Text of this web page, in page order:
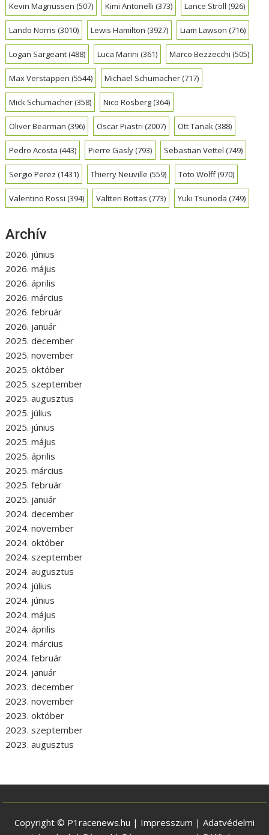
Kevin Magnussen (507) Kimi Antonelli (373) Lance Stroll (926)
Lando Norris (3010) Lewis Hamilton (3927) Liam Lawson (716)
Logan Sargeant(488) Luca Marini (361) Marco Bezzecchi (505)
Max Verstappen (5544) Michael Schumacher(717)
Mick Schumacher(358) Nico Rosberg(364)
Oliver Bearman (396) Oscar Piastri (2007) Ott Tanak(388)
Pedro Acosta (443) Pierre Gasly(793) Sebastian Vettel (749)
Sergio Perez (1431) Thierry Neuville (559) Toto Wolff(970)
Valentino Rossi (394) Valtteri Bottas (773) Yuki Tsunoda (749)
Archív
2026. június
2026. május
2026. április
2026. március
2026. február
2026. január
2025. december
2025. november
2025. október
2025. szeptember
2025. augusztus
2025. július
2025. június
2025. május
2025. április
2025. március
2025. február
2025. január
2024. december
2024. november
2024. október
2024. szeptember
2024. augusztus
2024. július
2024. június
2024. május
2024. április
2024. március
2024. február
2024. január
2023. december
2023. november
2023. október
2023. szeptember
2023. augusztus
Copyright © P1racenews.hu | Impresszum | Adatvédelmi